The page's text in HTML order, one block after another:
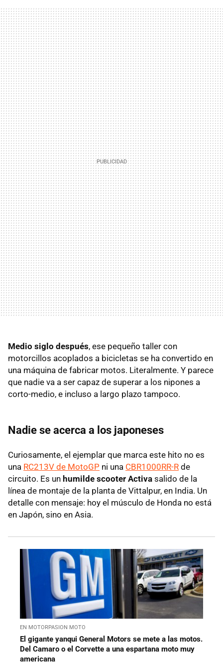
Medio siglo después, ese pequeño taller con
motorcillos acoplados a bicicletas se ha convertido en
una máquina de fabricar motos. Literalmente. Y parece
que nadie va a ser capaz de superar a los nipones a
corto-medio, e incluso a largo plazo tampoco.
Nadie se acerca a los japoneses
Curiosamente, el ejemplar que marca este hito no es
una RC213V de MotoGP ni una CBR1000RR-R de
circuito. Es un humilde scooter Activa salido de la
línea de montaje de la planta de Vittalpur, en India. Un
detalle con mensaje: hoy el músculo de Honda no está
en Japón, sino en Asia.
EN MOTORPASION MOTO
El gigante yanqui General Motors se mete a las motos.
Del Camaro o el Corvette a una espartana moto muy
americana